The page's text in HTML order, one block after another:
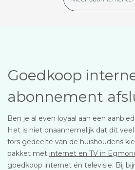
Goedkoop
abonnement
Ben je al even loyaal aan een
Het is niet onaannemelijk dat dit
fors gedeelte van de huishoudens
pakket met internet en TV in
goedkoop internet én televisie. Bij